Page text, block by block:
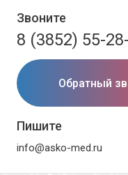
Звоните
8 (3852) 55-
Обратный
Пишите
info@asko-med.ru